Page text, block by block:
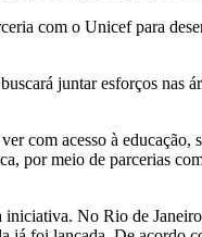
com o Unicef para
juntar esforços nas
com acesso à
por meio de parcerias
No Rio de